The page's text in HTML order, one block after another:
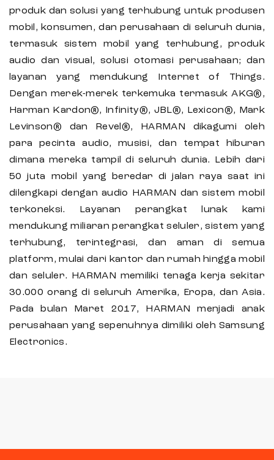
produk dan solusi yang terhubung untuk produsen
mobil, konsumen, dan perusahaan di seluruh dunia,
termasuk sistem mobil yang terhubung, produk
audio dan visual, solusi otomasi perusahaan; dan
layanan yang mendukung Internet of Things.
Dengan merek-merek terkemuka termasuk AKG®,
Harman Kardon®, Infinity®, JBL®, Lexicon®, Mark
Levinson® dan Revel®, HARMAN dikagumi oleh
para pecinta audio, musisi, dan tempat hiburan
dimana mereka tampil di seluruh dunia. Lebih dari
50 juta mobil yang beredar di jalan raya saat ini
dilengkapi dengan audio HARMAN dan sistem mobil
terkoneksi. Layanan perangkat lunak kami
mendukung miliaran perangkat seluler, sistem yang
terhubung, terintegrasi, dan aman di semua
platform, mulai dari kantor dan rumah hingga mobil
dan seluler. HARMAN memiliki tenaga kerja sekitar
30.000 orang di seluruh Amerika, Eropa, dan Asia.
Pada bulan Maret 2017, HARMAN menjadi anak
perusahaan yang sepenuhnya dimiliki oleh Samsung
Electronics.